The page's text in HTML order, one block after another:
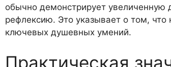
обычно демонстрирует увеличенную
рефлексию. Это указывает о том,
ключевых душевных умений.
Практическая